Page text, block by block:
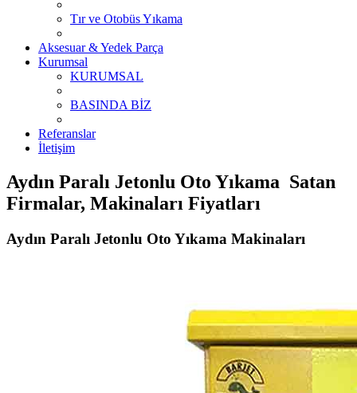
Tır ve Otobüs Yıkama
Aksesuar & Yedek Parça
Kurumsal
KURUMSAL
BASINDA BİZ
Referanslar
İletişim
Aydın Paralı Jetonlu Oto Yıkama Satan
Firmalar, Makinaları Fiyatları
Aydın Paralı Jetonlu Oto Yıkama Makinaları